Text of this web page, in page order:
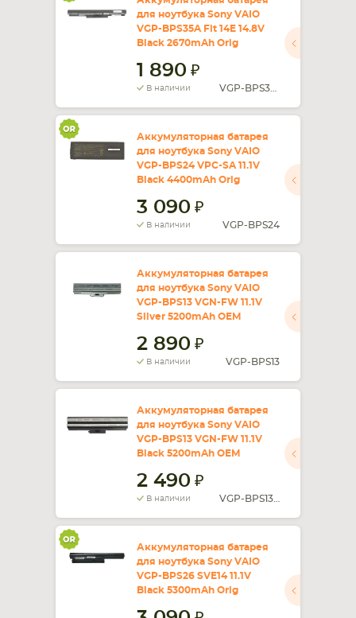
для ноутбука Sony VAIO
VGP-BPS35A Fit 14E 14.8V
Black 2670mAh Orig
1 890
В наличии
Аккумуляторная батарея
для ноутбука Sony VAIO
VGP-BPS24 VPC-SA 11.1V
Black 4400mAh Orig
3 090
В наличии VGP-BPS24
Аккумуляторная батарея
для ноутбука Sony VAIO
VGP-BPS13 VGN-FW 11.1V
Silver 5200mAh OEM
2 890
В наличии VGP-BPS13
Аккумуляторная батарея
для ноутбука Sony VAIO
VGP-BPS13 VGN-FW 11.1V
Black 5200mAh OEM
2 490
В наличии
Аккумуляторная батарея
для ноутбука Sony VAIO
VGP-BPS26 SVE14 11.1V
Black 5300mAh Orig